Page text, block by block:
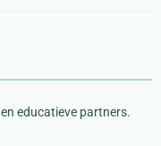
educatieve partners.